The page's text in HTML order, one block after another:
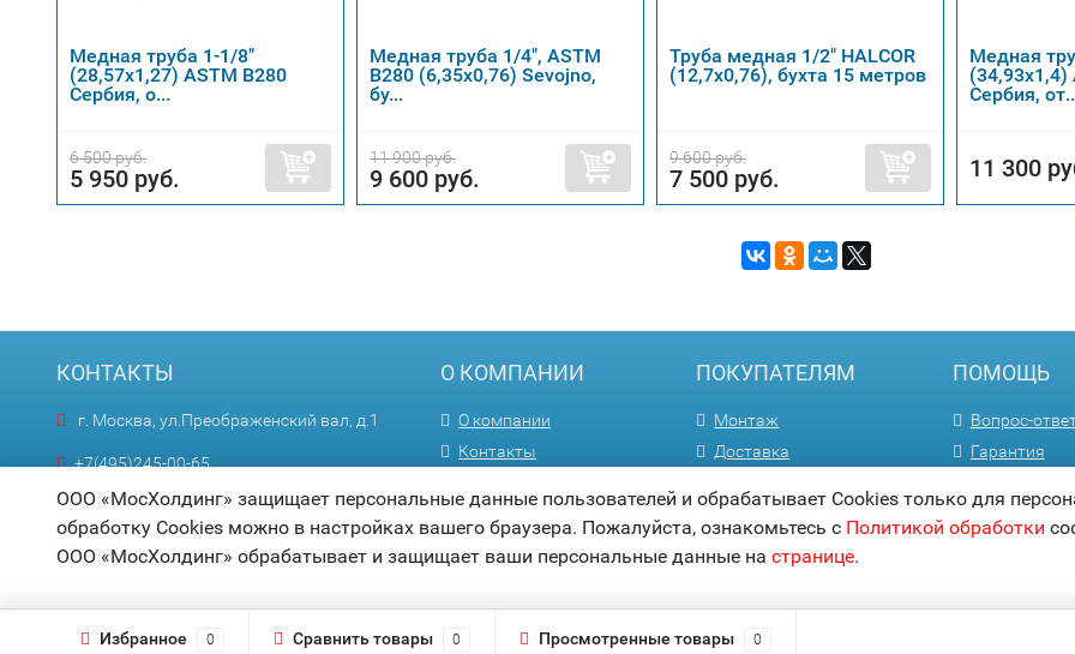
Медная труба 1-1/8"
(28,57х1,27) ASTM B280
Сербия, о...
6 500 руб.
5 950 руб.
Медная труба 1/4", ASTM
B280 (6,35х0,76) Sevojno,
бу...
11 900 руб.
9 600 руб.
Труба медная 1/2" HALCOR
(12,7х0,76), бухта 15 метров
9 600 руб.
7 500 руб.
Медная
(34,93х1,4)
Сербия,
11 300
КОНТАКТЫ
г. Москва, ул.Преображенский вал, д.1
+7(495)245-00-65
Пн—Пт 9:00—18:00
info@mosholding.ru
О КОМПАНИИ
О компании
Контакты
ПОКУПАТЕЛЯМ
Монтаж
Доставка
Акции
ПОМОЩЬ
Вопрос-
Гарантия
Карта сайта
ООО «МосХолдинг» защищает персональные данные пользователей и обрабатывает Cookies только для
обработку Cookies можно в настройках вашего браузера. Пожалуйста, ознакомьтесь с Политикой обработки
ООО «МосХолдинг» обрабатывает и защищает ваши персональные данные на странице.
Избранное 0 Сравнить товары 0 Просмотренные товары 0